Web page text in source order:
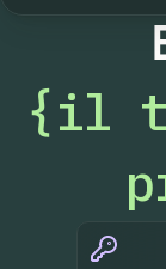
{il